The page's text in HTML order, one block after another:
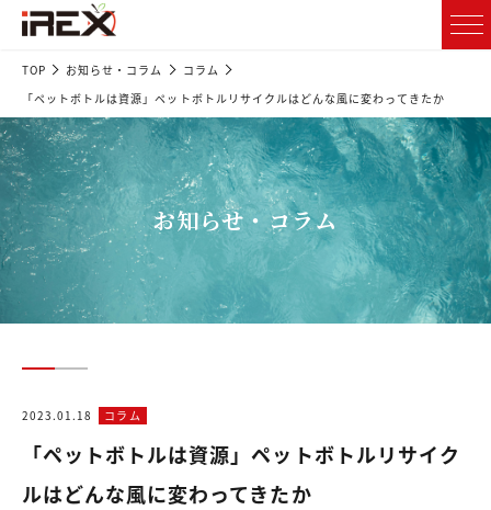
TOP お知らせ・コラム
コラム
「ペットボトルは資源」ペットボトルリサイクルはどんな風に変わってきたか
お知らせ・コラム
2023.01.18 コラム
「ペットボトルは資源」ペットボトルリサイク
ルはどんな風に変わってきたか